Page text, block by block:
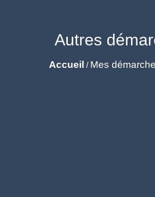
Autres
Accueil / Mes